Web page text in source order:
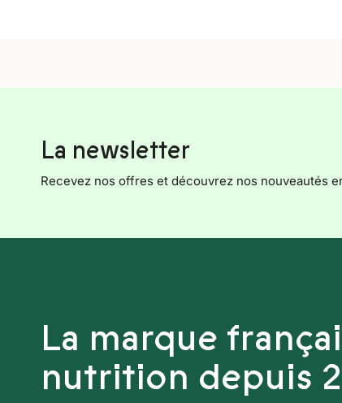
La newsletter
Recevez nos offres et découvrez nos nouveautés
La marque
nutrition depuis